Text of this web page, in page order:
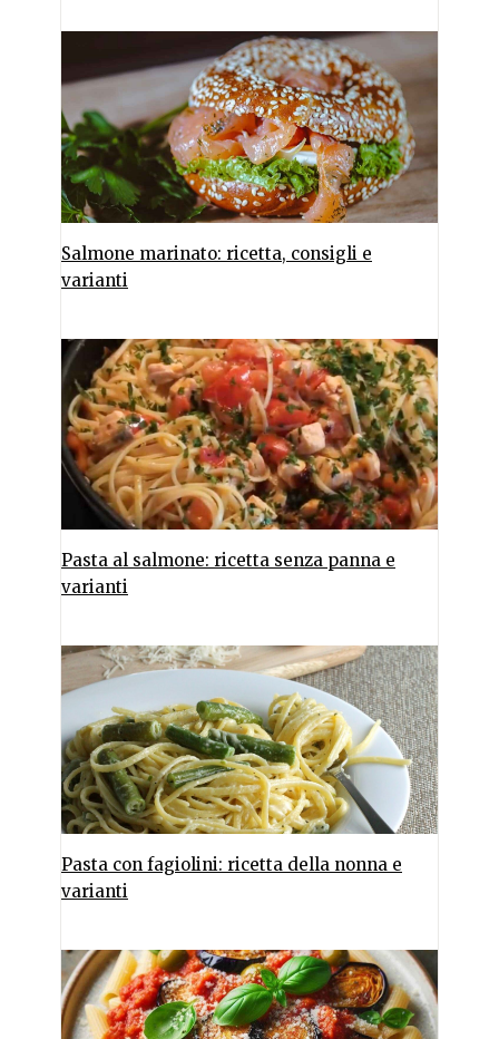
Salmone marinato: ricetta, consigli e
varianti
Pasta al salmone: ricetta senza panna e
varianti
Pasta con fagiolini: ricetta della nonna e
varianti